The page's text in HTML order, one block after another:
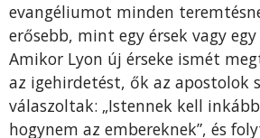
evangéliumot minden
erősebb, mint egy érsek vagy
Amikor Lyon új érseke ismét
az igehirdetést, ők az apostolok
válaszoltak: „Istennek kell
hogynem az embereknek”, és